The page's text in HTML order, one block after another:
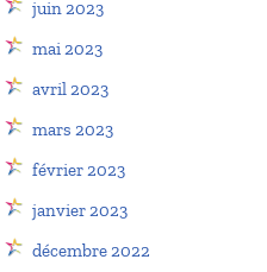
juin 2023
mai 2023
avril 2023
mars 2023
février 2023
janvier 2023
décembre 2022